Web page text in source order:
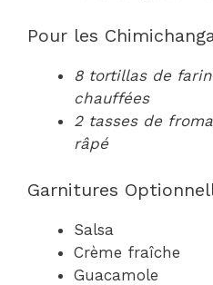
Pour les
8 tortillas de
chauffées
2 tasses de
râpé
Garnitures
Salsa
Crème fraîche
Guacamole